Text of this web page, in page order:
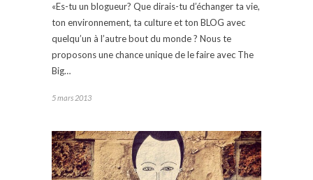
«Es-tu un blogueur? Que dirais-tu d’échanger ta vie,
ton environnement, ta culture et ton BLOG avec
quelqu’un à l’autre bout du monde ? Nous te
proposons une chance unique de le faire avec The
Big…
5 mars 2013